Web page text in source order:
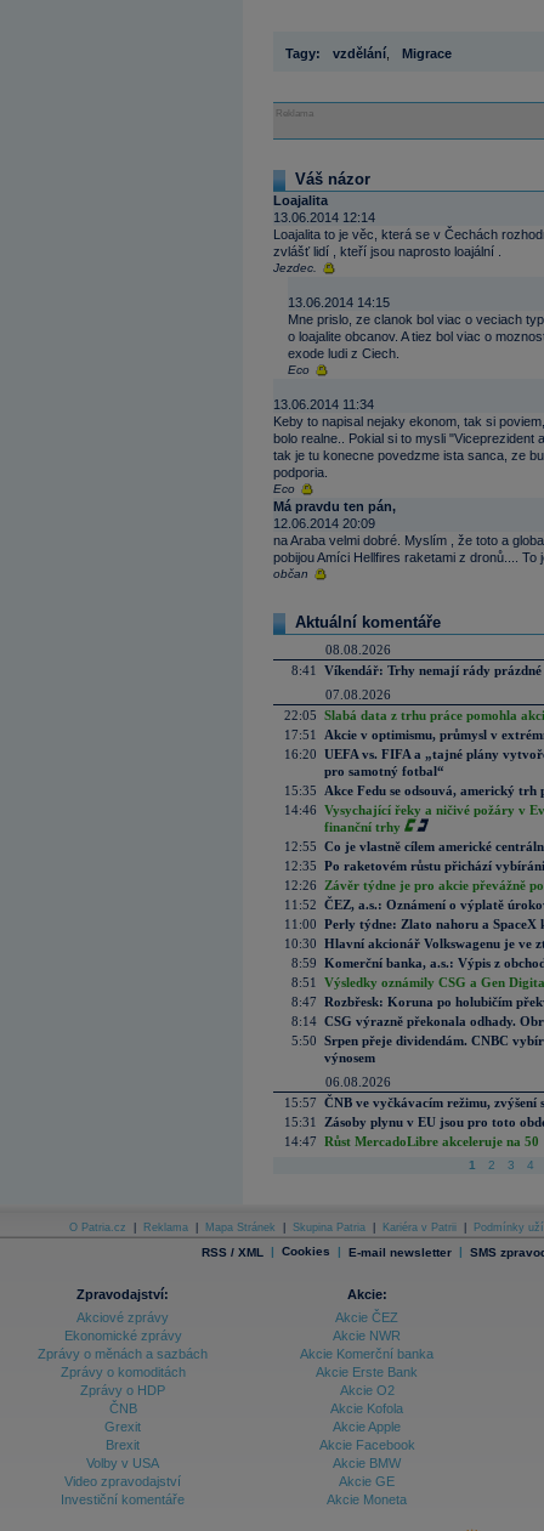
Tagy: vzdělání Migrace
Reklama
Váš názor
Loajalita
13.06.2014 12:14
Loajalita to je věc, která se v Čechách
zvlášť lidí , kteří jsou naprosto loajální .
Jezdec.
13.06.2014 14:15
Mne prislo, ze clanok bol viac o veciach
o loajalite obcanov. A tiez bol viac o
exode ludi z Ciech.
Eco
13.06.2014 11:34
Keby to napisal nejaky ekonom, tak si
bolo realne.. Pokial si to mysli
tak je tu konecne povedzme ista sanca, ze
podporia.
Eco
Má pravdu ten pán,
12.06.2014 20:09
na Araba velmi dobré. Myslím , že toto a
pobijou Amíci Hellfires raketami z dronů.... To
občan
Aktuální komentáře
08.08.2026
8:41
Víkendář: Trhy nemají rády prázdné
07.08.2026
22:05 Slabá data z trhu práce pomohla
17:51
Akcie v optimismu, průmysl v
16:20 UEFA vs. FIFA a „tajné plány
pro samotný fotbal“
15:35
Akce Fedu se odsouvá, americký
14:46 Vysychající řeky a ničivé požáry v
finanční trhy
12:55 Co je vlastně cílem americké
12:35 Po raketovém růstu přichází
12:26
Závěr týdne je pro akcie převážně
11:52 ČEZ, a.s.: Oznámení o výplatě
11:00 Perly týdne: Zlato nahoru a SpaceX
10:30 Hlavní akcionář Volkswagenu je ve
8:59 Komerční banka, a.s.: Výpis z
8:51
Výsledky oznámily CSG a Gen
8:47 Rozbřesk: Koruna po holubičím
8:14 CSG výrazně překonala odhady.
5:50 Srpen přeje dividendám. CNBC
výnosem
06.08.2026
15:57 ČNB ve vyčkávacím režimu, zvýšení
15:31
Zásoby plynu v EU jsou pro toto
14:47 Růst MercadoLibre akceleruje na
1 2 3 4
O Patria.cz Reklama Mapa Stránek Skupina Patria Kariéra v Patrii Podmínky
RSS / XML | Cookies | E-mail newsletter | SMS
Zpravodajství:
Akciové zprávy
Ekonomické zprávy
Zprávy o měnách a sazbách
Zprávy o komoditách
Zprávy o HDP
ČNB
Grexit
Brexit
Volby v USA
Video zpravodajství
Investiční komentáře
Akcie:
Akcie ČEZ
Akcie NWR
Akcie Komerční banka
Akcie Erste Bank
Akcie O2
Akcie Kofola
Akcie Apple
Akcie Facebook
Akcie BMW
Akcie GE
Akcie Moneta